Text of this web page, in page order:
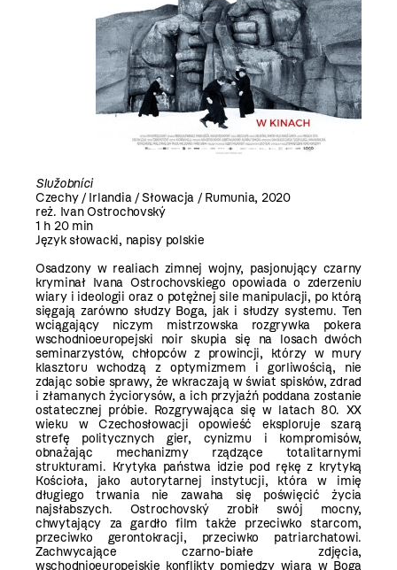
Služobníci
Czechy / Irlandia / Słowacja / Rumunia, 2020
reż. Ivan Ostrochovský
1 h 20 min
Język słowacki, napisy polskie
Osadzony w realiach zimnej wojny, pasjonujący czarny
kryminał Ivana Ostrochovskiego opowiada o zderzeniu
wiary i ideologii oraz o potężnej sile manipulacji, po którą
sięgają zarówno słudzy Boga, jak i słudzy systemu. Ten
wciągający niczym mistrzowska rozgrywka pokera
wschodnioeuropejski noir skupia się na losach dwóch
seminarzystów, chłopców z prowincji, którzy w mury
klasztoru wchodzą z optymizmem i gorliwością, nie
zdając sobie sprawy, że wkraczają w świat spisków, zdrad
i złamanych życiorysów, a ich przyjaźń poddana zostanie
ostatecznej próbie. Rozgrywająca się w latach 80. XX
wieku w Czechosłowacji opowieść eksploruje szarą
strefę politycznych gier, cynizmu i kompromisów,
obnażając mechanizmy rządzące totalitarnymi
strukturami. Krytyka państwa idzie pod rękę z krytyką
Kościoła, jako autorytarnej instytucji, która w imię
długiego trwania nie zawaha się poświęcić życia
najsłabszych. Ostrochovský zrobił swój mocny,
chwytający za gardło film także przeciwko starcom,
przeciwko gerontokracji, przeciwko patriarchatowi.
Zachwycające czarno-białe zdjęcia,
wschodnioeuropejskie konflikty pomiędzy wiarą w Boga